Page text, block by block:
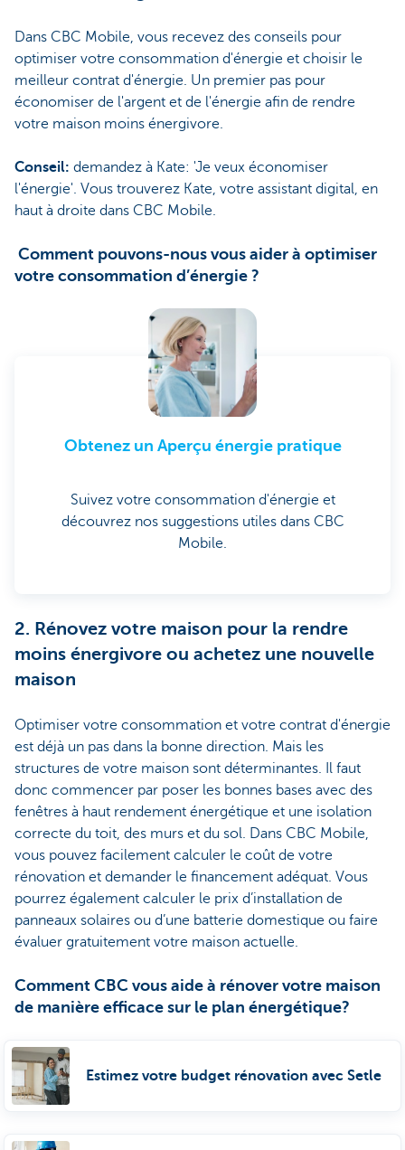
Dans CBC Mobile, vous recevez des conseils pour
optimiser votre consommation d'énergie et choisir le
meilleur contrat d'énergie. Un premier pas pour
économiser de l'argent et de l'énergie afin de rendre
votre maison moins énergivore.
Conseil: demandez à Kate: 'Je veux économiser
l'énergie'. Vous trouverez Kate, votre assistant digital, en
haut à droite dans CBC Mobile.
Comment pouvons-nous vous aider à optimiser
votre consommation d’énergie ?
Obtenez un Aperçu énergie pratique
Suivez votre consommation d'énergie et
découvrez nos suggestions utiles dans CBC
Mobile.
2. Rénovez votre maison pour la rendre
moins énergivore ou achetez une nouvelle
maison
Optimiser votre consommation et votre contrat d'énergie
est déjà un pas dans la bonne direction. Mais les
structures de votre maison sont déterminantes. Il faut
donc commencer par poser les bonnes bases avec des
fenêtres à haut rendement énergétique et une isolation
correcte du toit, des murs et du sol. Dans CBC Mobile,
vous pouvez facilement calculer le coût de votre
rénovation et demander le financement adéquat. Vous
pourrez également calculer le prix d’installation de
panneaux solaires ou d’une batterie domestique ou faire
évaluer gratuitement votre maison actuelle.
Comment CBC vous aide à rénover votre maison
de manière efficace sur le plan énergétique?
Estimez votre budget rénovation avec Setle